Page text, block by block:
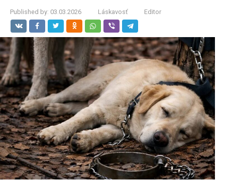
Published by: 03.03.2026 Láskavosť Editor